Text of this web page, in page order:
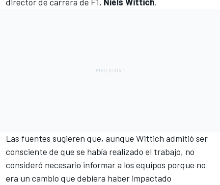
Las fuentes sugieren que, aunque Wittich admitió ser
consciente de que se había realizado el trabajo, no
consideró necesario informar a los equipos porque no
era un cambio que debiera haber impactado